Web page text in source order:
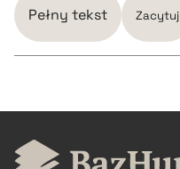
pobierz cytat
Pełny tekst Zacytuj
CZYSTY TEKST
pobierz cytat